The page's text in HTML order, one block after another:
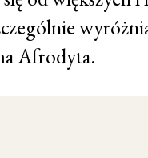
Afrodyta.